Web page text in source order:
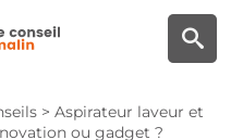
>Aspirateur laveur et
ou gadget ?